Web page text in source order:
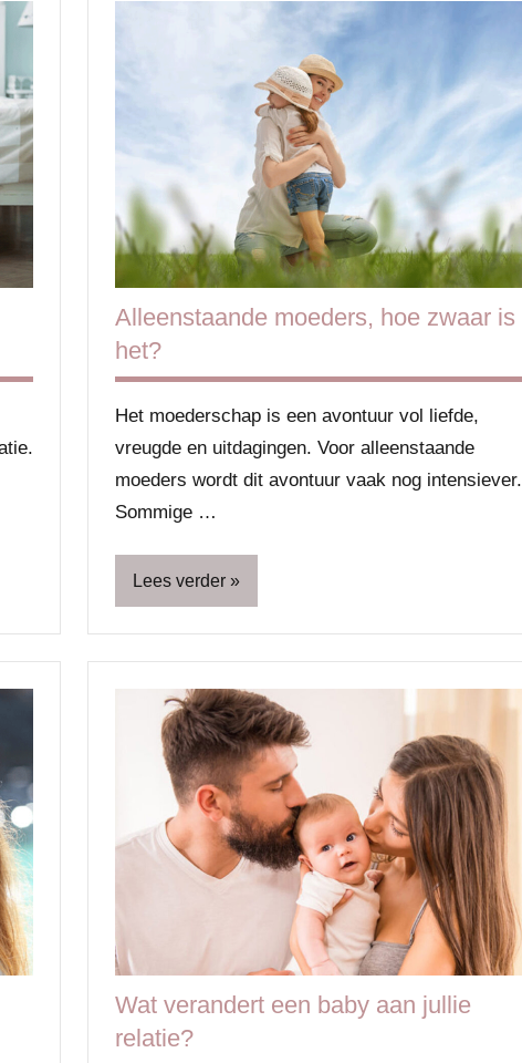
Alleenstaande moeders, hoe zwaar is
het?
Het moederschap is een avontuur vol liefde,
vreugde en uitdagingen. Voor alleenstaande
moeders wordt dit avontuur vaak nog intensiever.
Sommige …
Lees verder
Moeder
Opvoeding
ouderschap
Ouders
Wat verandert een baby aan jullie
relatie?